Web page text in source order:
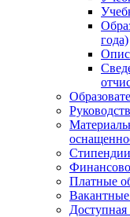
года)
Платные
Вакантные
Доступная